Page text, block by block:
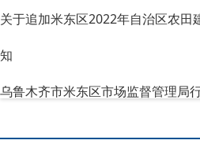
关于追加米东区2022年自治区农田
知
乌鲁木齐市米东区市场监督管理局